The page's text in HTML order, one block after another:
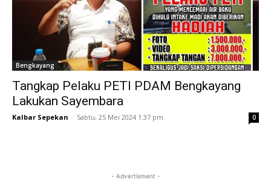
Bengkayang
Tangkap Pelaku PETI PDAM Bengkayang
Lakukan Sayembara
Kalbar Sepekan - Sabtu, 25 Mei 2024 1:37 pm 0
- Advertisment -